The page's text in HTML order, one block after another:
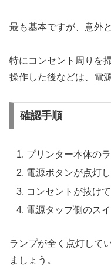
最も基本ですが、意外
特にコンセント周りを
操作した後などは、電
確認手順
プリンター本体の
電源ボタンが点灯
コンセントが抜け
電源タップ側のス
ランプが全く点灯して
ましょう。